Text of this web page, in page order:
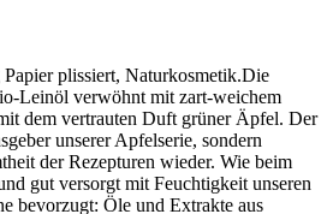
plissiert, Naturkosmetik.Die
Leinöl verwöhnt mit zart-weichem
dem vertrauten Duft grüner Äpfel. Der
unserer Apfelserie, sondern
der Rezepturen wieder. Wie beim
gut versorgt mit Feuchtigkeit unseren
bevorzugt: Öle und Extrakte aus